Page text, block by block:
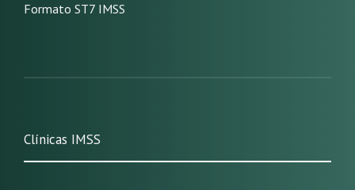
Formato ST7 IMSS
Clínicas IMSS